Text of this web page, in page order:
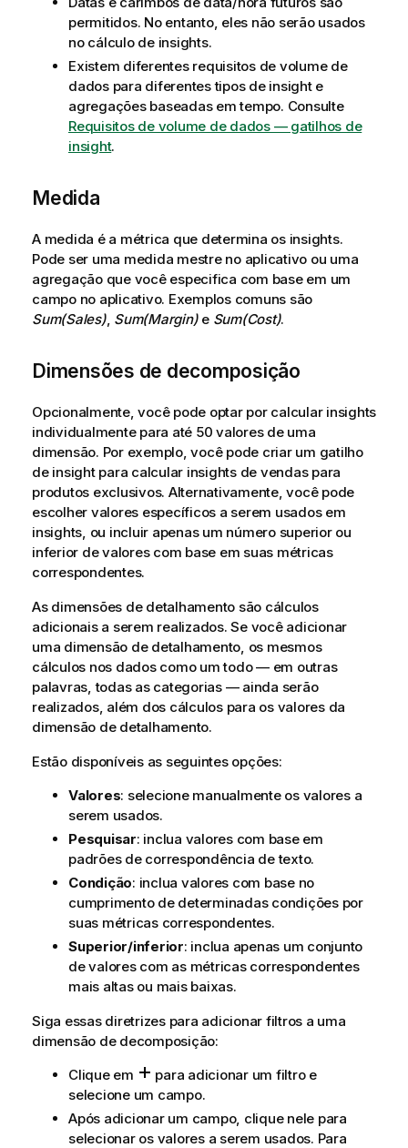
permitidos. No entanto, eles não serão usados
no cálculo de insights.
Existem diferentes requisitos de volume de
dados para diferentes tipos de insight e
agregações baseadas em tempo. Consulte
Requisitos de volume de dados — gatilhos de
insight.
Medida
A medida é a métrica que determina os insights.
Pode ser uma medida mestre no aplicativo ou uma
agregação que você especifica com base em um
campo no aplicativo. Exemplos comuns são
Sum(Sales), Sum(Margin)e Sum(Cost).
Dimensões de decomposição
Opcionalmente, você pode optar por calcular insights
individualmente para até 50 valores de uma
dimensão. Por exemplo, você pode criar um gatilho
de insight para calcular insights de vendas para
produtos exclusivos. Alternativamente, você pode
escolher valores específicos a serem usados em
insights, ou incluir apenas um número superior ou
inferior de valores com base em suas métricas
correspondentes.
As dimensões de detalhamento são cálculos
adicionais a serem realizados. Se você adicionar
uma dimensão de detalhamento, os mesmos
cálculos nos dados como um todo — em outras
palavras, todas as categorias — ainda serão
realizados, além dos cálculos para os valores da
dimensão de detalhamento.
Estão disponíveis as seguintes opções:
Valores: selecione manualmente os valores a
serem usados.
Pesquisar: inclua valores com base em
padrões de correspondência de texto.
Condição: inclua valores com base no
cumprimento de determinadas condições por
suas métricas correspondentes.
Superior/inferior: inclua apenas um conjunto
de valores com as métricas correspondentes
mais altas ou mais baixas.
Siga essas diretrizes para adicionar filtros a uma
dimensão de decomposição:
Clique em
para adicionar um filtro e
selecione um campo.
Após adicionar um campo, clique nele para
selecionar os valores a serem usados. Para